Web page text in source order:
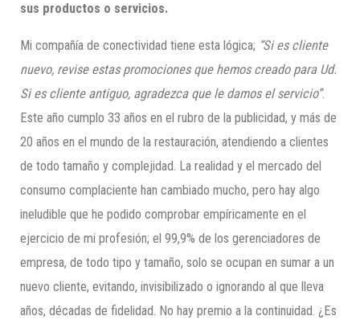
sus productos o servicios.
Mi compañía de conectividad tiene esta lógica; “Si es cliente
nuevo, revise estas promociones que hemos creado para Ud.
Si es cliente antiguo, agradezca que le damos el servicio”.
Este año cumplo 33 años en el rubro de la publicidad, y más de
20 años en el mundo de la restauración, atendiendo a clientes
de todo tamaño y complejidad. La realidad y el mercado del
consumo complaciente han cambiado mucho, pero hay algo
ineludible que he podido comprobar empíricamente en el
ejercicio de mi profesión; el 99,9% de los gerenciadores de
empresa, de todo tipo y tamaño, solo se ocupan en sumar a un
nuevo cliente, evitando, invisibilizado o ignorando al que lleva
años, décadas de fidelidad. No hay premio a la continuidad. ¿Es